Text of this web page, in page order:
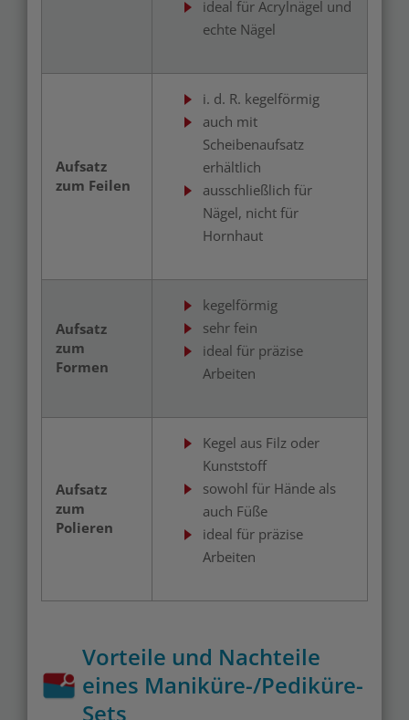
ideal für Acrylnägel und
echte Nägel
Aufsatz
zum Feilen
i. d. R. kegelförmig
auch mit
Scheibenaufsatz
erhältlich
ausschließlich für
Nägel, nicht für
Hornhaut
Aufsatz
zum
Formen
kegelförmig
sehr fein
ideal für präzise
Arbeiten
Aufsatz
zum
Polieren
Kegel aus Filz oder
Kunststoff
sowohl für Hände als
auch Füße
ideal für präzise
Arbeiten
Vorteile und Nachteile
eines Maniküre-/Pediküre-
Sets